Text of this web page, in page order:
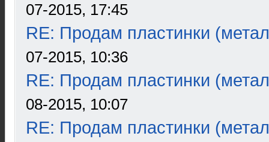
07-2015, 17:45
RE: Продам пластинки
07-2015, 10:36
RE: Продам пластинки
08-2015, 10:07
RE: Продам пластинки